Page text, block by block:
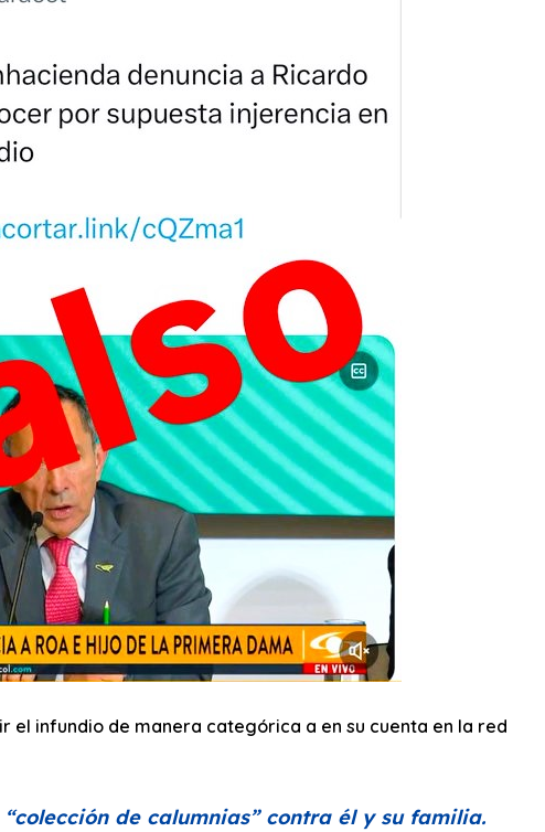
el infundio de manera categórica a en su cuenta en la red
“colección de calumnias”contra él y su familia.